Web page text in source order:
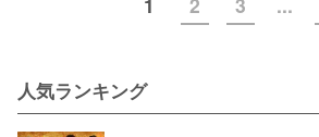
人気ランキング